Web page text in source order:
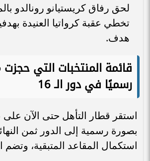
لحق رفاق كريستيانو رونالدو
تخطي عقبة كرواتيا العنيدة
هدف.
قائمة المنتخبات التي
رسميًا في دور الـ 16
بصورة رسمية إلى الدور ثمن
استكمال المقاعد المتبقية، وتضم